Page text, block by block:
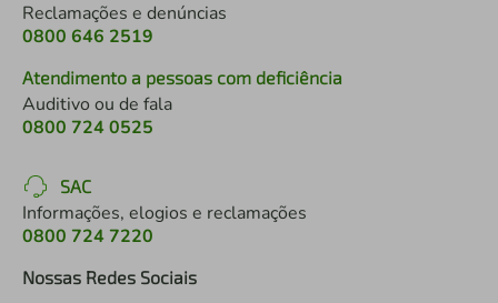
Reclamações e denúncias
0800 646 2519
Atendimento a pessoas com deficiência
Auditivo ou de fala
0800 724 0525
SAC
Informações, elogios e reclamações
0800 724 7220
Nossas Redes Sociais